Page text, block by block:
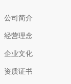
公司简介
经营理念
企业文化
资质证书